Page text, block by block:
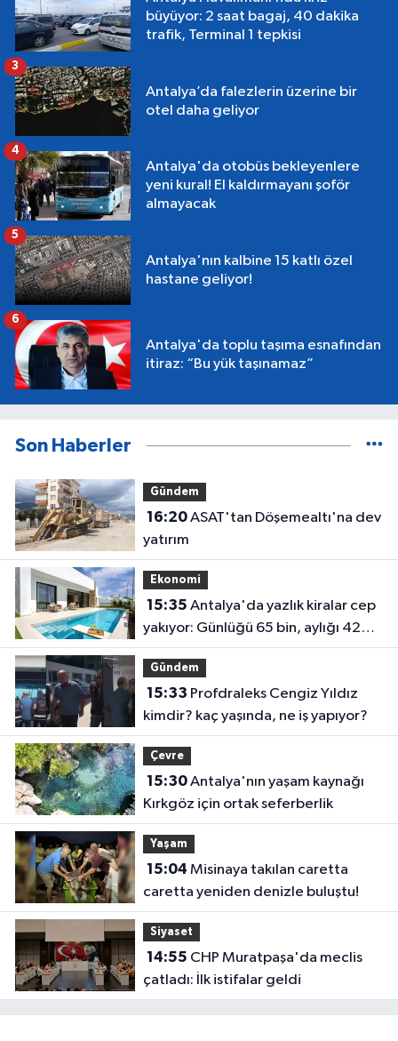
büyüyor: 2 saat bagaj, 40 dakika
trafik, Terminal 1 tepkisi
Antalya’da falezlerin üzerine bir
otel daha geliyor
3
Antalya'da otobüs bekleyenlere
yeni kural! El kaldırmayanı şoför
almayacak
4
Antalya'nın kalbine 15 katlı özel
hastane geliyor!
5
Antalya'da toplu taşıma esnafından
itiraz: “Bu yük taşınamaz”
6
Son Haberler
Gündem
16:20ASAT'tan Döşemealtı'na dev
yatırım
Ekonomi
15:35
yakıyor: Günlüğü 65 bin, aylığı 425
bin!
Gündem
15:33
kimdir? kaç yaşında, ne iş yapıyor?
Çevre
15:30Antalya'nın yaşam kaynağı
Kırkgöz için ortak seferberlik
Yaşam
15:04
caretta yeniden denizle buluştu!
Siyaset
14:55
çatladı: İlk istifalar geldi